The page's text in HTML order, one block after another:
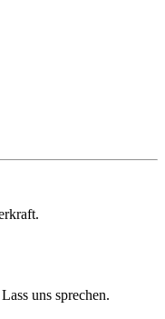
uns sprechen.